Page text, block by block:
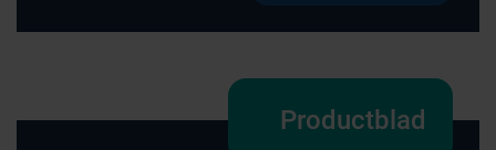
Productblad